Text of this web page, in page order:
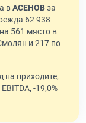
вАСЕНОВза
62 938
561 място в
и 217 по
на приходите,
-19,0%